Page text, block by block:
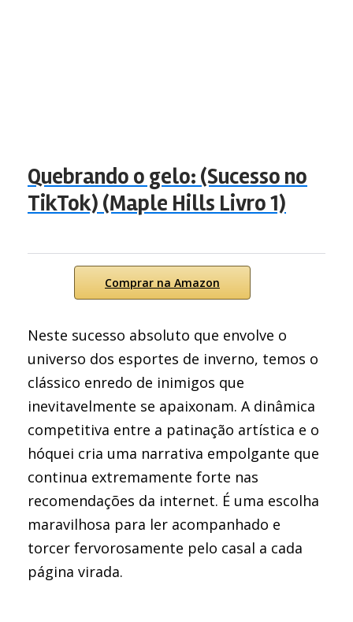
Quebrando o gelo: (Sucesso no
TikTok) (Maple Hills Livro 1)
Comprar na Amazon
Neste sucesso absoluto que envolve o
universo dos esportes de inverno, temos o
clássico enredo de inimigos que
inevitavelmente se apaixonam. A dinâmica
competitiva entre a patinação artística e o
hóquei cria uma narrativa empolgante que
continua extremamente forte nas
recomendações da internet. É uma escolha
maravilhosa para ler acompanhado e
torcer fervorosamente pelo casal a cada
página virada.